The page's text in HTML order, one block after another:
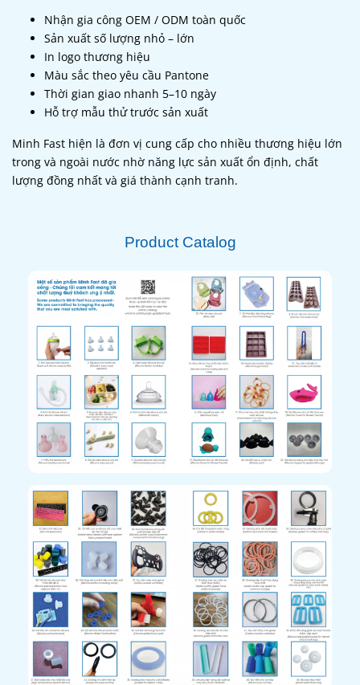
Nhận gia công OEM / ODM toàn quốc
Sản xuất số lượng nhỏ – lớn
In logo thương hiệu
Màu sắc theo yêu cầu Pantone
Thời gian giao nhanh 5–10 ngày
Hỗ trợ mẫu thử trước sản xuất
Minh Fast hiện là đơn vị cung cấp cho nhiều thương hiệu lớn
trong và ngoài nước nhờ năng lực sản xuất ổn định, chất
lượng đồng nhất và giá thành cạnh tranh.
Product Catalog